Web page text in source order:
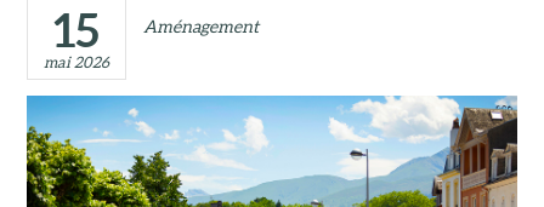
15
mai 2026
Aménagement